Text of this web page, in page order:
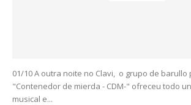
01/10 A outra noite no Clavi, o grupo de barullo
"Contenedor de mierda - CDM-" ofreceu todo
musical e...